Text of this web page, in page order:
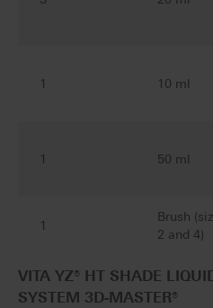
1 10 ml
1 50 ml
1
Brush
2 and 4)
VITA YZ® HT SHADE
SYSTEM 3D-MASTER®